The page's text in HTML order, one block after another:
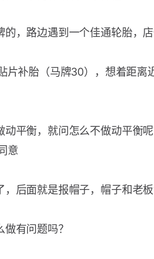
的，路边遇到一个佳通轮胎，
片补胎（马牌30），想着距离
动平衡，就问怎么不做动平衡
意
，后面就是报帽子，帽子和老
有问题吗？